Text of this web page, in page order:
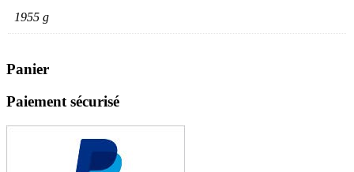
1955 g
Panier
Paiement sécurisé